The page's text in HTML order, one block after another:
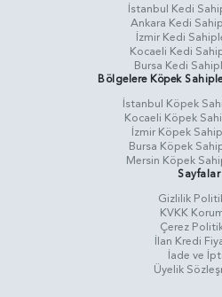
İstanbul Kedi
Ankara Kedi
İzmir Kedi
Kocaeli Kedi
Bursa Kedi
Bölgelere Köpek
İstanbul Köpek
Kocaeli Köpek
İzmir Köpek
Bursa Köpek
Mersin Köpek
Sayfalar
Gizlilik
KVKK
Çerez
İlan Kredi
İade ve
Üyelik